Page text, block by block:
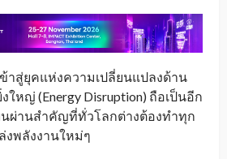
าสู่ยุคแห่งความเปลี่ยนแปลงด้าน
ใหญ่ (Energy Disruption) ถือเป็นอีก
นผ่านสำคัญที่ทั่วโลกต่างต้องทำทุก
งพลังงานใหม่ๆ